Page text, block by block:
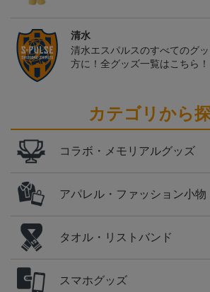
清水
清水エスパルスのすべてのグ
方に！全グッズ一覧はこちら！
カテゴリから
コラボ・メモリアルグッズ
アパレル・ファッション小物
タオル・リストバンド
スマホグッズ